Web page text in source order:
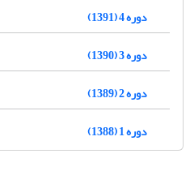
دوره 4 (1391)
دوره 3 (1390)
دوره 2 (1389)
دوره 1 (1388)